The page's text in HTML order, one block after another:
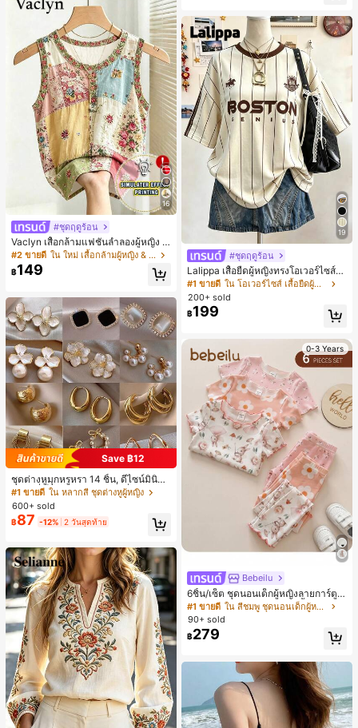
16
#ชุดฤดูร้อน
Vaclyn เสื้อกล้ามแฟชั่นลำลองผู้หญิง ล
ายแพตช์เวิร์ก แขนกุด คอกลม ติดกระดุ
ม
#2 ขายดี ใน ใหม่ เสื้อกล้ามผู้หญิง & Camis
฿149
Save ฿12
ชุดต่างหูมุกหรูหรา 14 ชิ้น, ดีไซน์มินิมอ
ลใหม่ที่เป็นเอกลักษณ์ ต่างหูที่สง่างาม
สำหรับผู้หญิง, ของขวัญสำหรับเธอ
#1 ขายดี ใน หลากสี ชุดต่างหูผู้หญิง
600+ sold
฿87 -12% 2 วันสุดท้าย
เกือบหมดแล้ว!
19
#ชุดฤดูร้อน
Lalippa เสื้อยืดผู้หญิงทรงโอเวอร์ไซส์ค
วามยาวกลาง คอกลม ไหล่ตก ลายพิมพ์
ตัวอักษรและลายทางแนวตั้ง สไตล์แฟชั่
นมินิมอล ของขวัญให้เพื่อน
#1 ขายดี
ใน โอเวอร์ไซส์ เสื้อยืดผู้หญิง
200+ sold
฿199
0-3 Years
Bebeilu
6ชิ้น/เซ็ต ชุดนอนเด็กผู้หญิงลายการ์ตูน
หมีและดอกไม้ คอกลม แขนสั้น กางเกง
ขาสั้น ขอบระบาย สวมใส่สบาย
#1 ขายดี
ใน สีชมพู ชุดนอนเด็กผู้หญิง
90+ sold
฿279